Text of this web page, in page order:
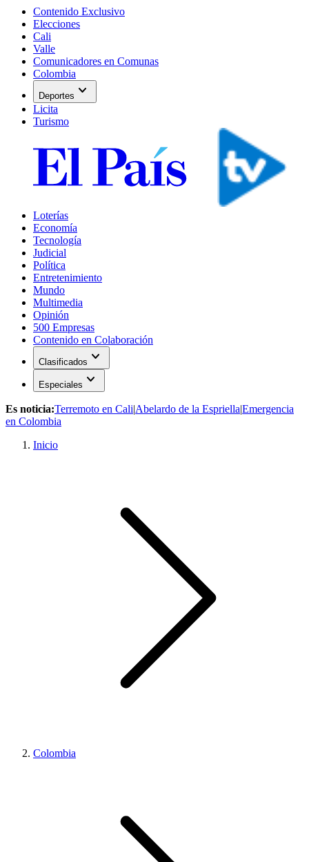
Contenido Exclusivo
Elecciones
Cali
Valle
Comunicadores en Comunas
Colombia
Deportes expand_more
Licita
Turismo
Loterías
Economía
Tecnología
Judicial
Política
Entretenimiento
Mundo
Multimedia
Opinión
500 Empresas
Contenido en Colaboración
Clasificados expand_more
Especiales expand_more
Es noticia:Terremoto en Cali|Abelardo de la Espriella|Emergencia
en Colombia
Inicio
Colombia